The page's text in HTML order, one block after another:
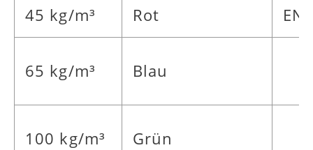
45 kg/m³ Rot EN
65 kg/m³ Blau
100 kg/m³ Grün